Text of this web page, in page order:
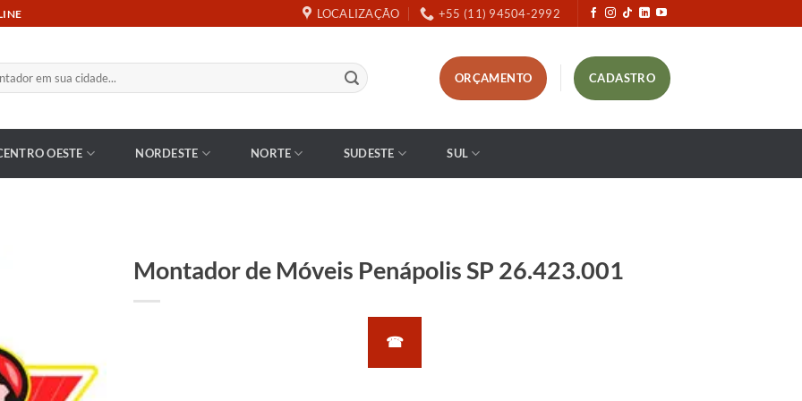
LOCALIZAÇÃO +55 (11) 94504-2992
ORÇAMENTO CADASTRO
OESTE NORDESTE NORTE SUDESTE SUL
Montador de Móveis Penápolis SP 26.423.001
☎